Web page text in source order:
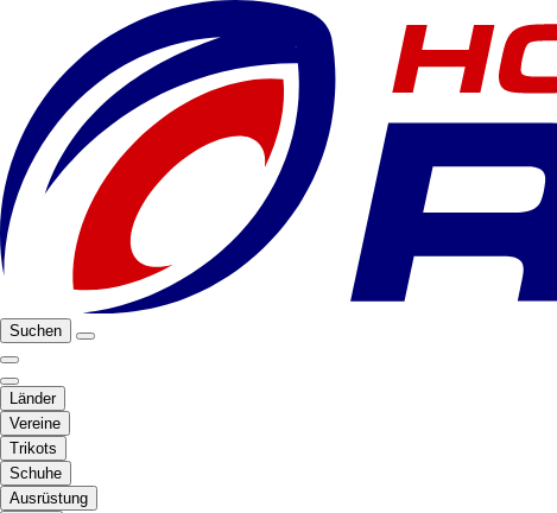
Suchen
Länder
Vereine
Trikots
Schuhe
Ausrüstung